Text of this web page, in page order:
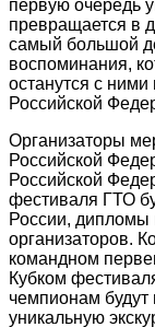
первую очередь
превращается в
самый большой
воспоминания,
останутся с
Российской
Организаторы
Российской
Российской
фестиваля ГТО
России, дипломы
организаторов.
командном
Кубком
чемпионам будут
уникальную